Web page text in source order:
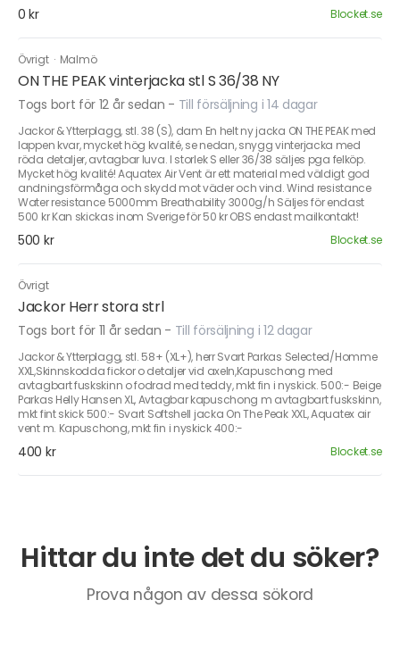
0 kr Blocket.se
Övrigt · Malmö
ON THE PEAK vinterjacka stl S 36/38 NY
Togs bort för 12 år sedan - Till försäljning i 14 dagar
Jackor & Ytterplagg, stl. 38 (S), dam En helt ny jacka ON THE PEAK med
lappen kvar, mycket hög kvalité, se nedan, snygg vinterjacka med
röda detaljer, avtagbar luva. I storlek S eller 36/38 säljes pga felköp.
Mycket hög kvalité! Aquatex Air Vent är ett material med väldigt god
andningsförmåga och skydd mot väder och vind. Wind resistance
Water resistance 5000mm Breathability 3000g/h Säljes för endast
500 kr Kan skickas inom Sverige för 50 kr OBS endast mailkontakt!
500 kr Blocket.se
Övrigt
Jackor Herr stora strl
Togs bort för 11 år sedan - Till försäljning i 12 dagar
Jackor & Ytterplagg, stl. 58+ (XL+), herr Svart Parkas Selected/Homme
XXL,Skinnskodda fickor o detaljer vid axeln,Kapuschong med
avtagbart fuskskinn o fodrad med teddy, mkt fin i nyskick. 500:- Beige
Parkas Helly Hansen XL, Avtagbar kapuschong m avtagbart fuskskinn,
mkt fint skick 500:- Svart Softshell jacka On The Peak XXL, Aquatex air
vent m. Kapuschong, mkt fin i nyskick 400:-
400 kr Blocket.se
Hittar du inte det du söker?
Prova någon av dessa sökord